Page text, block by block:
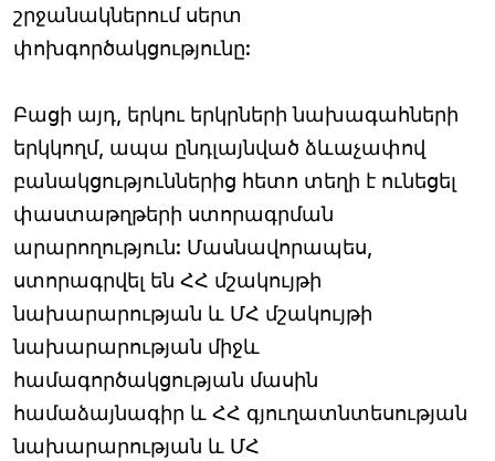
շրջանակներում սերտ
փոխգործակցությունը:
Բացի այդ, երկու երկրների նախագահների
երկկողմ, ապա ընդլայնված ձևաչափով
բանակցություններից հետո տեղի է ունեցել
փաստաթղթերի ստորագրման
արարողություն: Մասնավորապես,
ստորագրվել են ՀՀ մշակույթի
նախարարության և ՄՀ մշակույթի
նախարարության միջև
համագործակցության մասին
համաձայնագիր և ՀՀ գյուղատնտեսության
նախարարության և ՄՀ